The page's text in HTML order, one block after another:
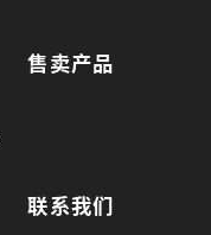
售卖产品
联系我们